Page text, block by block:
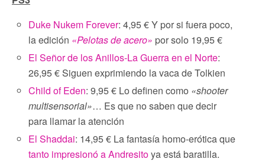
Duke Nukem Forever: 4,95 € Y por si fuera poco,
la edición «Pelotas de acero» por solo 19,95 €
El Señor de los Anillos-La Guerra en el Norte:
26,95 € Siguen exprimiendo la vaca de Tolkien
Child of Eden: 9,95 € Lo definen como «shooter
multisensorial»… Es que no saben que decir
para llamar la atención
El Shaddai: 14,95 € La fantasía homo-erótica que
tanto impresionó a Andresitoya está baratilla.